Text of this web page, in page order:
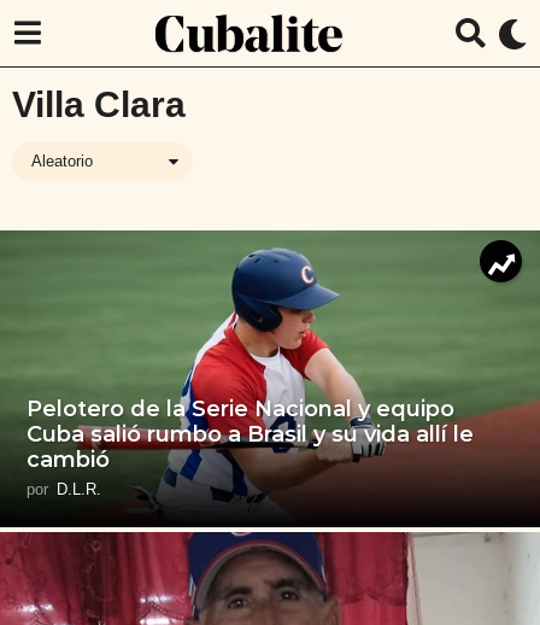
Villa Clara
Aleatorio
Pelotero de la Serie Nacional y equipo
Cuba salió rumbo a Brasil y su vida allí le
cambió
por D.L.R.